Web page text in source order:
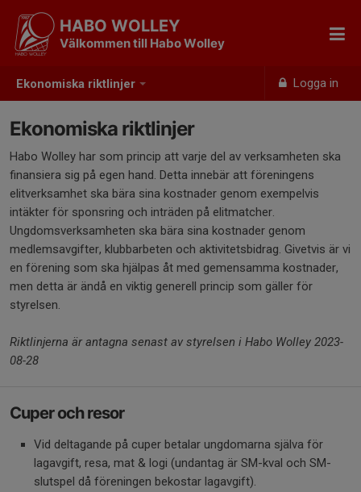
Ekonomiska riktlinjer Logga in
HABO WOLLEY
Välkommen till Habo Wolley
Ekonomiska riktlinjer
Habo Wolley har som princip att varje del av verksamheten ska
finansiera sig på egen hand. Detta innebär att föreningens
elitverksamhet ska bära sina kostnader genom exempelvis
intäkter för sponsring och inträden på elitmatcher.
Ungdomsverksamheten ska bära sina kostnader genom
medlemsavgifter, klubbarbeten och aktivitetsbidrag. Givetvis är vi
en förening som ska hjälpas åt med gemensamma kostnader,
men detta är ändå en viktig generell princip som gäller för
styrelsen.
Riktlinjerna är antagna senast av styrelsen i Habo Wolley 2023-
08-28
Cuper och resor
Vid deltagande på cuper betalar ungdomarna själva för
lagavgift, resa, mat & logi (undantag är SM-kval och SM-
slutspel då föreningen bekostar lagavgift).